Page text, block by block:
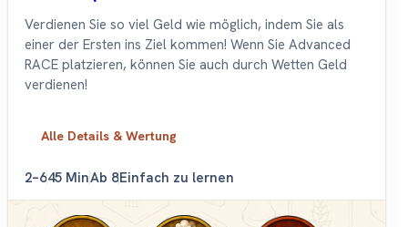
Verdienen Sie so viel Geld wie möglich, indem Sie als
einer der Ersten ins Ziel kommen! Wenn Sie Advanced
RACE platzieren, können Sie auch durch Wetten Geld
verdienen!
Alle Details & Wertung
2–645 MinAb 8Einfach zu lernen